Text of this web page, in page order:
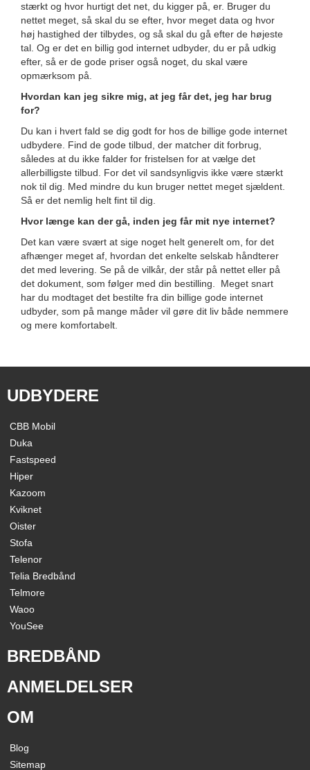
stærkt og hvor hurtigt det net, du kigger på, er. Bruger du
nettet meget, så skal du se efter, hvor meget data og hvor
høj hastighed der tilbydes, og så skal du gå efter de højeste
tal. Og er det en billig god internet udbyder, du er på udkig
efter, så er de gode priser også noget, du skal være
opmærksom på.
Hvordan kan jeg sikre mig, at jeg får det, jeg har brug
for?
Du kan i hvert fald se dig godt for hos de billige gode internet
udbydere. Find de gode tilbud, der matcher dit forbrug,
således at du ikke falder for fristelsen for at vælge det
allerbilligste tilbud. For det vil sandsynligvis ikke være stærkt
nok til dig. Med mindre du kun bruger nettet meget sjældent.
Så er det nemlig helt fint til dig.
Hvor længe kan der gå, inden jeg får mit nye internet?
Det kan være svært at sige noget helt generelt om, for det
afhænger meget af, hvordan det enkelte selskab håndterer
det med levering. Se på de vilkår, der står på nettet eller på
det dokument, som følger med din bestilling. Meget snart
har du modtaget det bestilte fra din billige gode internet
udbyder, som på mange måder vil gøre dit liv både nemmere
og mere komfortabelt.
UDBYDERE
CBB Mobil
Duka
Fastspeed
Hiper
Kazoom
Kviknet
Oister
Stofa
Telenor
Telia Bredbånd
Telmore
Waoo
YouSee
BREDBÅND
ANMELDELSER
OM
Blog
Sitemap